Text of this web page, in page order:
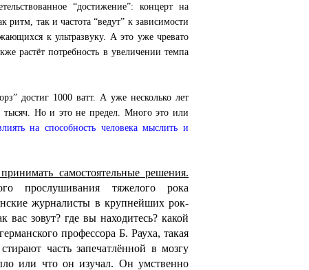
“достижение”: концерт на
так и частота “ведут” к зависимости
к ультразвуку. А это уже чревато
растёт потребность в увеличении темпа
достиг 1000 ватт. А уже несколько лет
Но и это не предел. Много это или
на способность человека мыслить и
самостоятельные решения.
прослушивания тяжелого рока
журналисты в крупнейших рок-
вас зовут? где вы находитесь? какой
профессора Б. Рауха, такая
часть запечатлённой в мозгу
или что он изучал. Он умственно